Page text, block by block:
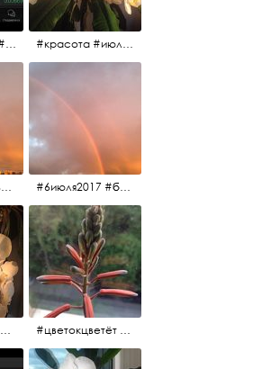
#btc #eth #sc #xrp #etc #maid #sys #naut #strat #pasc #dash #xmr #nxt #usdt #ltc#lsk #zec #str #rep #coin #markets #bitcoin #красота #июльскоеутро
#радуга #июльскоеутро #радугавовсёнебо #6июля2017 #6июля2017 #белыеночи #питерскоеутро #джулаймонинг #июльскоеутро #радугавовсёнебо #радуга #дождик
#девять #9 #цветы #цветокцветёт #flowers